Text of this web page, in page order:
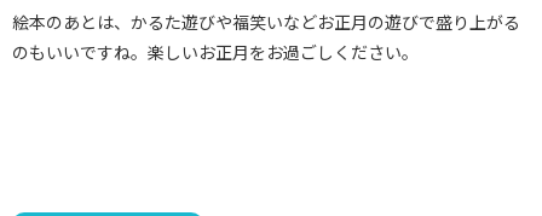
絵本のあとは、かるた遊びや福笑いなどお正月の遊びで盛り上がる
のもいいですね。楽しいお正月をお過ごしください。